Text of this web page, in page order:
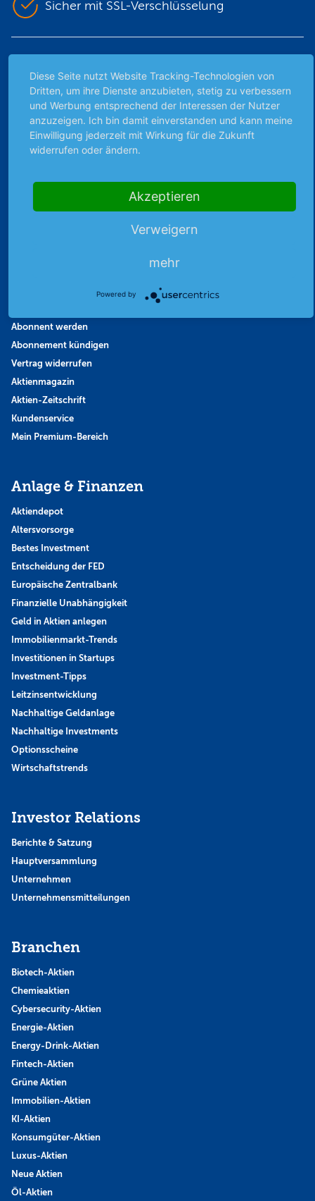
Sicher mit SSL-Verschlüsselung
Archiv
Börsenbericht
Börsengerüchte
Börsengespräche
Abonnent werden
Abonnement kündigen
Vertrag widerrufen
Aktienmagazin
Aktien-Zeitschrift
Kundenservice
Mein Premium-Bereich
Anlage & Finanzen
Aktiendepot
Altersvorsorge
Bestes Investment
Entscheidung der FED
Europäische Zentralbank
Finanzielle Unabhängigkeit
Geld in Aktien anlegen
Immobilienmarkt-Trends
Investitionen in Startups
Investment-Tipps
Leitzinsentwicklung
Nachhaltige Geldanlage
Nachhaltige Investments
Optionsscheine
Wirtschaftstrends
Investor Relations
Berichte & Satzung
Hauptversammlung
Unternehmen
Unternehmensmitteilungen
Branchen
Biotech-Aktien
Chemieaktien
Cybersecurity-Aktien
Energie-Aktien
Energy-Drink-Aktien
Fintech-Aktien
Grüne Aktien
Immobilien-Aktien
KI-Aktien
Konsumgüter-Aktien
Luxus-Aktien
Neue Aktien
Öl-Aktien
Diese Seite nutzt Website Tracking-Technologien von
Dritten, um ihre Dienste anzubieten, stetig zu verbessern
und Werbung entsprechend der Interessen der Nutzer
anzuzeigen. Ich bin damit einverstanden und kann meine
Einwilligung jederzeit mit Wirkung für die Zukunft
widerrufen oder ändern.
Akzeptieren
Verweigern
mehr
Powered by